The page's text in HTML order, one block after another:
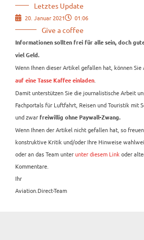
Letztes Update
20. Januar 2021 01:06
Give a coffee
Informationen sollten frei für alle sein, doch
viel Geld.
Wenn Ihnen dieser Artikel gefallen hat, können
auf eine Tasse Kaffee einladen
Damit unterstützen Sie die journalistische Arbeit
Fachportals für Luftfahrt, Reisen und Touristik mit
und zwar freiwillig ohne Paywall-Zwang.
Wenn Ihnen der Artikel nicht gefallen hat, so
konstruktive Kritik und/oder Ihre Hinweise
oder an das Team unterunter diesem Link oder
Kommentare.
Ihr
Aviation.Direct-Team